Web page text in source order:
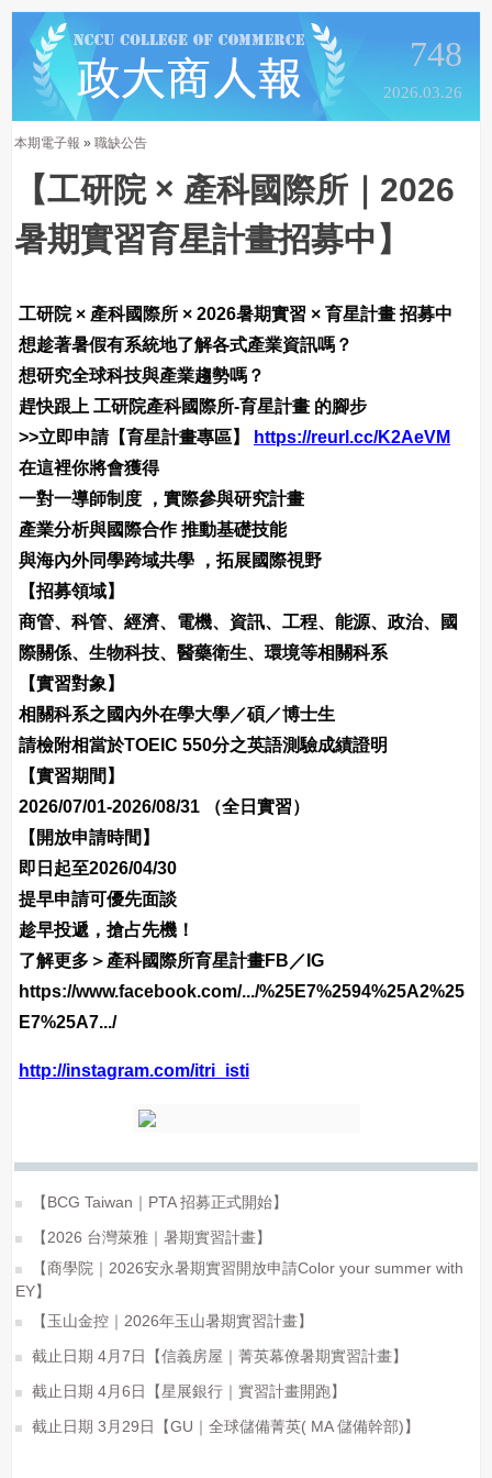
748
2026.03.26
本期電子報 » 職缺公告
【工研院 × 產科國際所｜2026
暑期實習育星計畫招募中】
工研院 × 產科國際所 × 2026暑期實習 × 育星計畫 招募中
想趁著暑假有系統地了解各式產業資訊嗎？
想研究全球科技與產業趨勢嗎？
趕快跟上 工研院產科國際所-育星計畫 的腳步
>>立即申請【育星計畫專區】
https://reurl.cc/K2AeVM
在這裡你將會獲得
一對一導師制度 ，實際參與研究計畫
產業分析與國際合作 推動基礎技能
與海內外同學跨域共學 ，拓展國際視野
【招募領域】
商管、科管、經濟、電機、資訊、工程、能源、政治、國
際關係、生物科技、醫藥衛生、環境等相關科系
【實習對象】
相關科系之國內外在學大學／碩／博士生
請檢附相當於TOEIC 550分之英語測驗成績證明
【實習期間】
2026/07/01-2026/08/31 （全日實習）
【開放申請時間】
即日起至2026/04/30
提早申請可優先面談
趁早投遞，搶占先機！
了解更多＞產科國際所育星計畫FB／IG
https://www.facebook.com/.../%25E7%2594%25A2%25
E7%25A7.../
http://instagram.com/itri_isti
【BCG Taiwan｜PTA 招募正式開始】
【2026 台灣萊雅｜暑期實習計畫】
【商學院｜2026安永暑期實習開放申請Color your summer with
EY】
【玉山金控｜2026年玉山暑期實習計畫】
截止日期 4月7日【信義房屋｜菁英幕僚暑期實習計畫】
截止日期 4月6日【星展銀行｜實習計畫開跑】
截止日期 3月29日【GU｜全球儲備菁英( MA 儲備幹部)】